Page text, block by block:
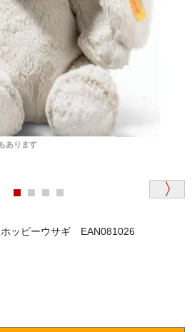
あります
ッピーウサギ EAN081026